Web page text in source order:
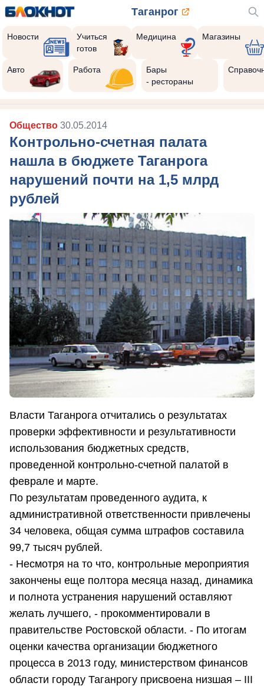
Таганрог
Новости
Учиться
готов
Медицина Магазины
Авто Работа
Бары
- рестораны
Общество 30.05.2014
Контрольно-счетная палата
нашла в бюджете Таганрога
нарушений почти на 1,5 млрд
рублей
Власти Таганрога отчитались о результатах
проверки эффективности и результативности
использования бюджетных средств,
проведенной контрольно-счетной палатой в
феврале и марте.
По результатам проведенного аудита, к
административной ответственности привлечены
34 человека, общая сумма штрафов составила
99,7 тысяч рублей.
- Несмотря на то что, контрольные мероприятия
закончены еще полтора месяца назад, динамика
и полнота устранения нарушений оставляют
желать лучшего, - прокомментировали в
правительстве Ростовской области. - По итогам
оценки качества организации бюджетного
процесса в 2013 году, министерством финансов
области городу Таганрогу присвоена низшая – III